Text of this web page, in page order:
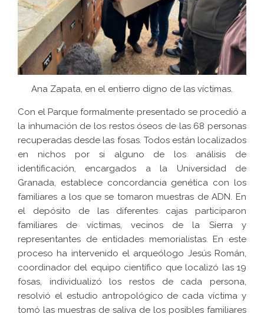
Ana Zapata, en el entierro digno de las víctimas.
Con el Parque formalmente presentado se procedió a
la inhumación de los restos óseos de las 68 personas
recuperadas desde las fosas. Todos están localizados
en nichos por si alguno de los análisis de
identificación, encargados a la Universidad de
Granada, establece concordancia genética con los
familiares a los que se tomaron muestras de ADN. En
el depósito de las diferentes cajas participaron
familiares de víctimas, vecinos de la Sierra y
representantes de entidades memorialistas. En este
proceso ha intervenido el arqueólogo Jesús Román,
coordinador del equipo científico que localizó las 19
fosas, individualizó los restos de cada persona,
resolvió el estudio antropológico de cada víctima y
tomó las muestras de saliva de los posibles familiares